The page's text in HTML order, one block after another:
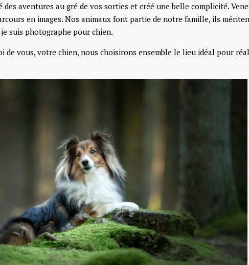
des aventures au gré de vos sorties et créé une belle complicité.
en images. Nos animaux font partie de notre famille, ils
suis photographe pour chien.
de vous, votre chien, nous choisirons ensemble le lieu idéal pour